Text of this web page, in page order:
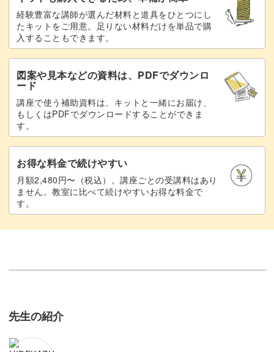
経験豊富な講師が選んだ材料と道具をひとつにし
たキットをご用意。足りない材料だけを単品で購
入することもできます。
図案や見本などの資料は、PDFでダウンロ
ード
講座で使う補助資料は、キットと一緒にお届け、
もしくはPDFでダウンロードすることができま
す。
お得な料金で続けやすい
月額2,480円〜（税込）。講座ごとの受講料はあり
ません。教室に比べて続けやすいお得な料金で
す。
先生の紹介